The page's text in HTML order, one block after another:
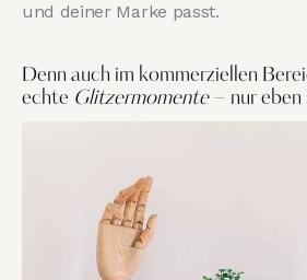
und deiner Marke passt.
Denn auch im kommerziellen
echte Glitzermomente– nur eben